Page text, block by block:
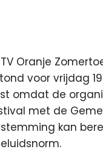
TV Oranje
voor vrijdag
omdat de
met de
kan